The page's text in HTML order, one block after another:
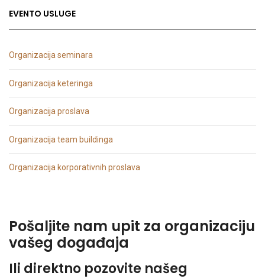
EVENTO USLUGE
Organizacija seminara
Organizacija keteringa
Organizacija proslava
Organizacija team buildinga
Organizacija korporativnih proslava
Pošaljite nam upit za organizaciju
vašeg događaja
Ili direktno pozovite našeg